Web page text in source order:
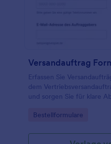
Versandauftrag
Erfassen Sie
dem
und sorgen Sie für klare
Go to Category:
Bestellformulare